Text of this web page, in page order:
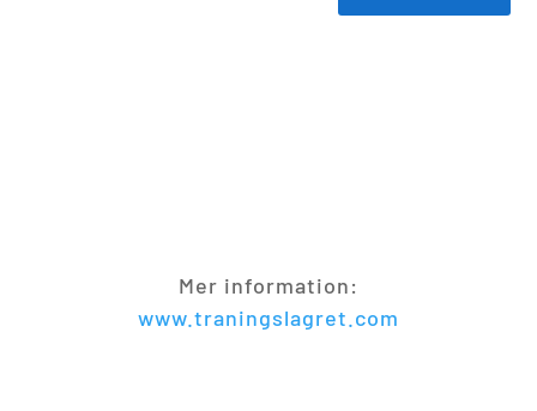
Mer information:
www.traningslagret.com